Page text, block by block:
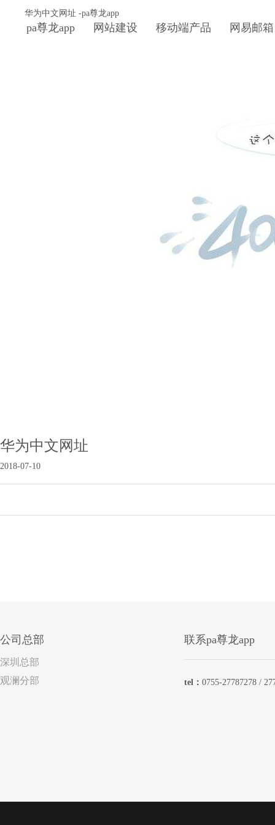
华为中文网址 -pa尊龙app
pa尊龙app 网站建设 移动端产品 网易邮箱
华为中文网址
2018-07-10
公司总部
深圳总部
观澜分部
联系pa尊龙app
tel： 0755-27787278 /